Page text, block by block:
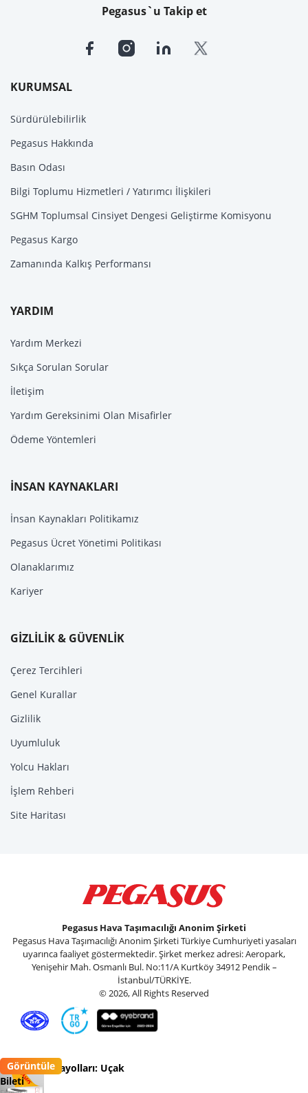
KURUMSAL
Sürdürülebilirlik
Pegasus Hakkında
Basın Odası
Bilgi Toplumu Hizmetleri / Yatırımcı İlişkileri
SGHM Toplumsal Cinsiyet Dengesi Geliştirme Komisyonu
Pegasus Kargo
Zamanında Kalkış Performansı
YARDIM
Yardım Merkezi
Sıkça Sorulan Sorular
İletişim
Yardım Gereksinimi Olan Misafirler
Ödeme Yöntemleri
İNSAN KAYNAKLARI
İnsan Kaynakları Politikamız
Pegasus Ücret Yönetimi Politikası
Olanaklarımız
Kariyer
GİZLİLİK & GÜVENLİK
Çerez Tercihleri
Genel Kurallar
Gizlilik
Uyumluluk
Yolcu Hakları
İşlem Rehberi
Site Haritası
Pegasus`u Takip et
Pegasus Hava Taşımacılığı Anonim Şirketi
Pegasus Hava Taşımacılığı Anonim Şirketi Türkiye Cumhuriyeti yasaları
uyarınca faaliyet göstermektedir. Şirket merkez adresi: Aeropark,
Yenişehir Mah. Osmanlı Bul. No:11/A Kurtköy 34912 Pendik –
İstanbul/TÜRKİYE.
© 2026, All Rights Reserved
Pegasus Havayolları: Uçak
Bileti
Görüntüle